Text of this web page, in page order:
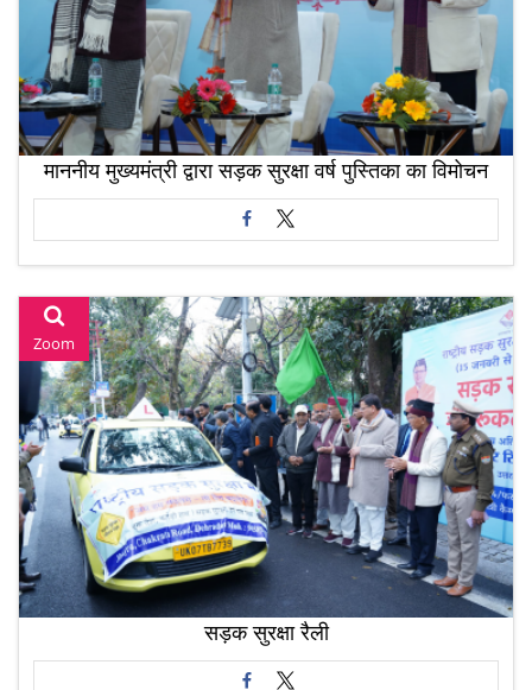
माननीय मुख्यमंत्री द्वारा सड़क सुरक्षा वर्ष पुस्तिका का विमोचन
Zoom
सड़क सुरक्षा रैली